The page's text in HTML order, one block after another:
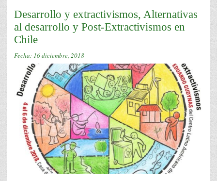
Desarrollo y extractivismos, Alternativas
al desarrollo y Post-Extractivismos en
Chile
Fecha: 16 diciembre, 2018